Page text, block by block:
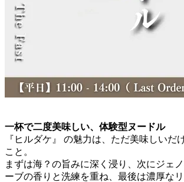
一杯で二度美味しい、体験型ヌードル
『ヒルダケ』 の魅力は、ただ美味しいだ
こと。
まずは海？の旨みに深く浸り、次にジェ
ーブの香りと洗練を重ね、最後は濃厚な